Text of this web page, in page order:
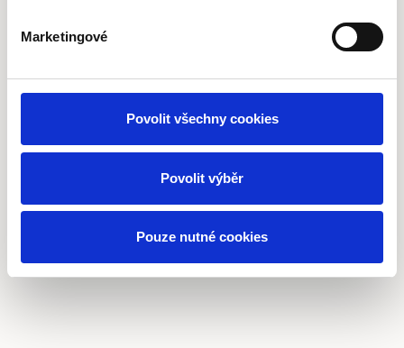
Marketingové
Povolit všechny cookies
Povolit výběr
Pouze nutné cookies
464 01 Frýdlant